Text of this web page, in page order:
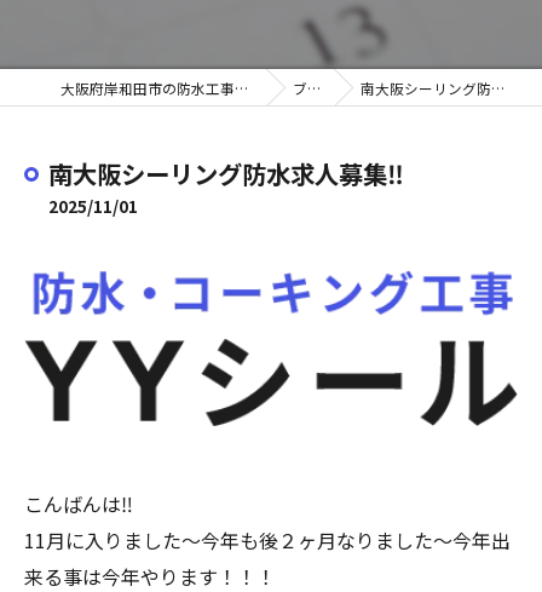
大阪府岸和田市の防水工事ならYYシール ブログ 南大阪シーリング防水求人募集‼︎
南大阪シーリング防水求人募集‼︎
2025/11/01
こんばんは‼︎
11月に入りました〜今年も後２ヶ月なりました〜今年出
来る事は今年やります！！！